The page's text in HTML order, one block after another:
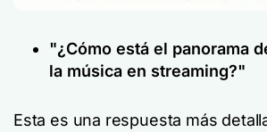
"¿Cómo está el panorama
la música en streaming?"
Esta es una respuesta más